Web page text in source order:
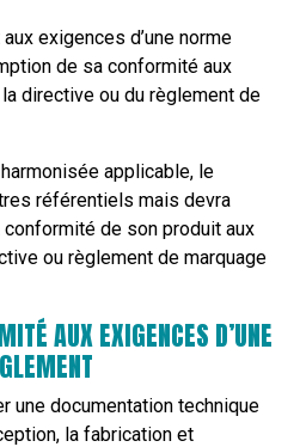
exigences d’une norme
de sa conformité aux
directive ou du règlement de
applicable, le
référentiels mais devra
de son produit aux
ou règlement de marquage
AUX EXIGENCES D’UNE
une documentation technique
la fabrication et